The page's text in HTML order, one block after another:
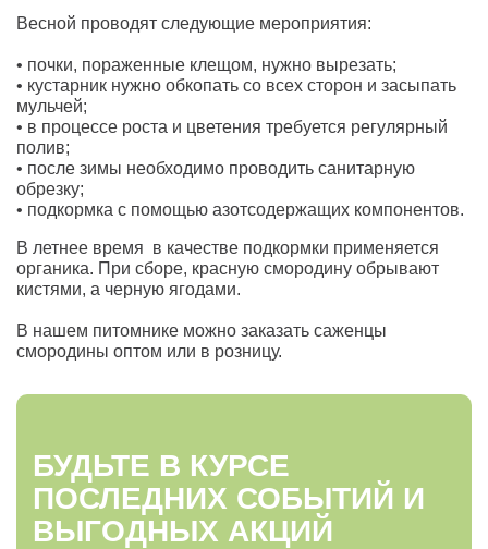
Весной проводят следующие мероприятия:
• почки, пораженные клещом, нужно вырезать;
• кустарник нужно обкопать со всех сторон и засыпать
мульчей;
• в процессе роста и цветения требуется регулярный
полив;
• после зимы необходимо проводить санитарную
обрезку;
• подкормка с помощью азотсодержащих компонентов.
В летнее время в качестве подкормки применяется
органика. При сборе, красную смородину обрывают
кистями, а черную ягодами.
В нашем питомнике можно заказать саженцы
смородины оптом или в розницу.
БУДЬТЕ В КУРСЕ
ПОСЛЕДНИХ СОБЫТИЙ И
ВЫГОДНЫХ АКЦИЙ